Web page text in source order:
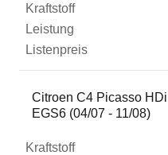
Citroen C4 Picasso
EGS6 (04/07 - 11/08)